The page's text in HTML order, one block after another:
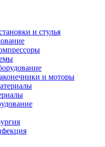
и стулья
и моторы